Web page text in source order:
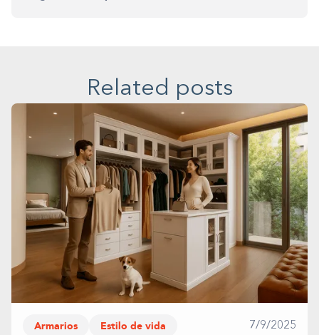
Related posts
Armarios
Estilo de vida
7/9/2025